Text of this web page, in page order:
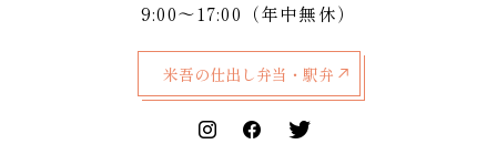
9:00～17:00（年中無休）
米吾の仕出し弁当・駅弁